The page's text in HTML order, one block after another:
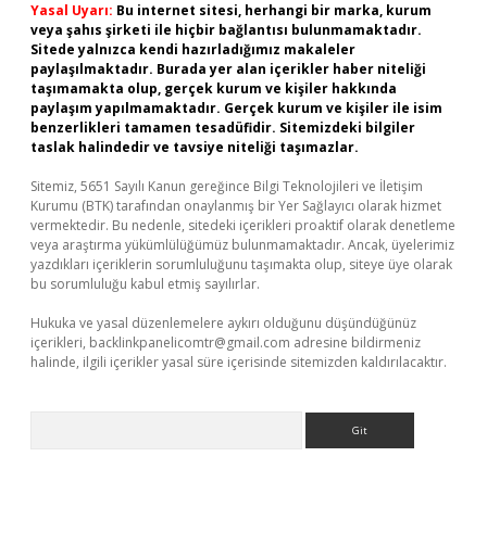
Yasal Uyarı: Bu internet sitesi, herhangi bir marka, kurum
veya şahıs şirketi ile hiçbir bağlantısı bulunmamaktadır.
Sitede yalnızca kendi hazırladığımız makaleler
paylaşılmaktadır. Burada yer alan içerikler haber niteliği
taşımamakta olup, gerçek kurum ve kişiler hakkında
paylaşım yapılmamaktadır. Gerçek kurum ve kişiler ile isim
benzerlikleri tamamen tesadüfidir. Sitemizdeki bilgiler
taslak halindedir ve tavsiye niteliği taşımazlar.
Sitemiz, 5651 Sayılı Kanun gereğince Bilgi Teknolojileri ve İletişim
Kurumu (BTK) tarafından onaylanmış bir Yer Sağlayıcı olarak hizmet
vermektedir. Bu nedenle, sitedeki içerikleri proaktif olarak denetleme
veya araştırma yükümlülüğümüz bulunmamaktadır. Ancak, üyelerimiz
yazdıkları içeriklerin sorumluluğunu taşımakta olup, siteye üye olarak
bu sorumluluğu kabul etmiş sayılırlar.
Hukuka ve yasal düzenlemelere aykırı olduğunu düşündüğünüz
içerikleri, backlinkpanelicomtr@gmail.com adresine bildirmeniz
halinde, ilgili içerikler yasal süre içerisinde sitemizden kaldırılacaktır.